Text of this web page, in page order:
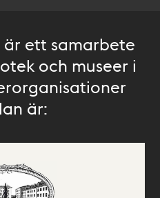
är ett samarbete
och museer i
är: